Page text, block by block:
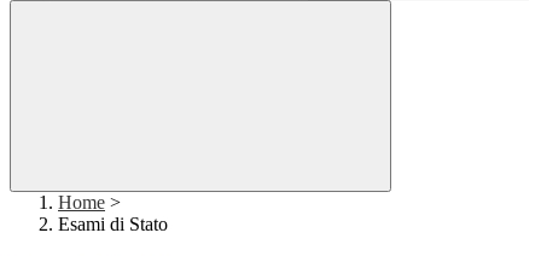
Home >
Esami di Stato